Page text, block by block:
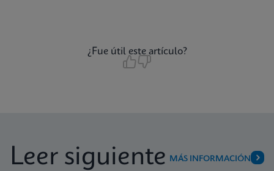
¿Fue útil este artículo?
Leer siguiente MÁS INFORMACIÓN